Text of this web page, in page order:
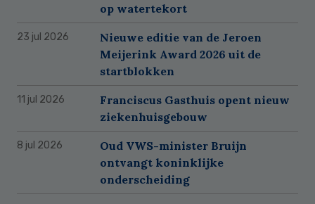
op watertekort
23 jul 2026
Nieuwe editie van de Jeroen
Meijerink Award 2026 uit de
startblokken
11 jul 2026
Franciscus Gasthuis opent nieuw
ziekenhuisgebouw
8 jul 2026
Oud VWS-minister Bruijn
ontvangt koninklijke
onderscheiding